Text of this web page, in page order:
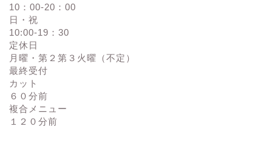
10：00-20：00
日・祝
10:00-19：30
定休日
月曜・第２第３火曜（不定）
最終受付
カット
６０分前
複合メニュー
１２０分前